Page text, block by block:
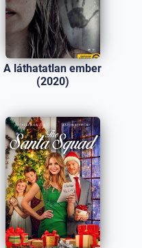
A láthatatlan ember
(2020)